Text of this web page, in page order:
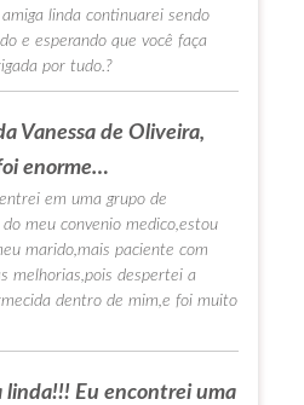
linda continuarei sendo
e esperando que você faça
por tudo.?
Vanessa de Oliveira,
enorme…
em uma grupo de
meu convenio medico,estou
marido,mais paciente com
melhorias,pois despertei a
dentro de mim,e foi muito
linda!!! Eu encontrei uma